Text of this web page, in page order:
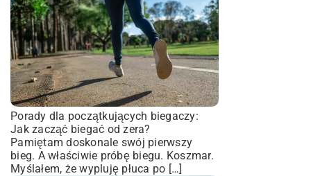
Porady dla początkujących biegaczy:
Jak zacząć biegać od zera?
Pamiętam doskonale swój pierwszy
bieg. A właściwie próbę biegu. Koszmar.
Myślałem, że wypluję płuca po […]